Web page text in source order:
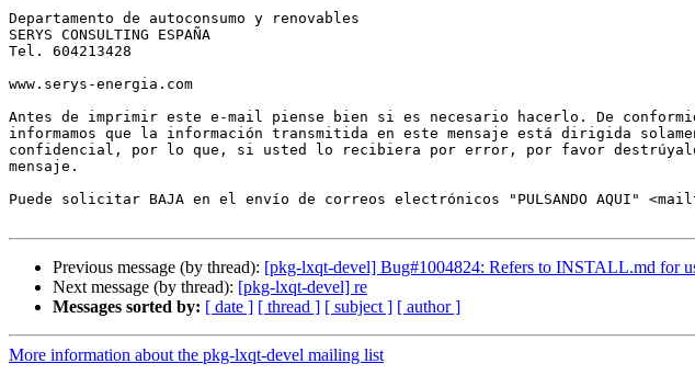
Departamento de autoconsumo y renovables
SERYS CONSULTING ESPAÑA
Tel. 604213428
www.serys-energia.com
Antes de imprimir este e-mail piense bien si es necesario hacerlo. De
informamos que la información transmitida en este mensaje está dirigida
confidencial, por lo que, si usted lo recibiera por error, por favor
mensaje.
Puede solicitar BAJA en el envío de correos electrónicos "PULSANDO AQUI"
Previous message (by thread): [pkg-lxqt-devel] Bug#1004824: Refers to INSTALL.md for
Next message (by thread): [pkg-lxqt-devel] re
Messages sorted by: [ date ] [ thread ] [ subject ] [ author ]
More information about the pkg-lxqt-devel mailing list